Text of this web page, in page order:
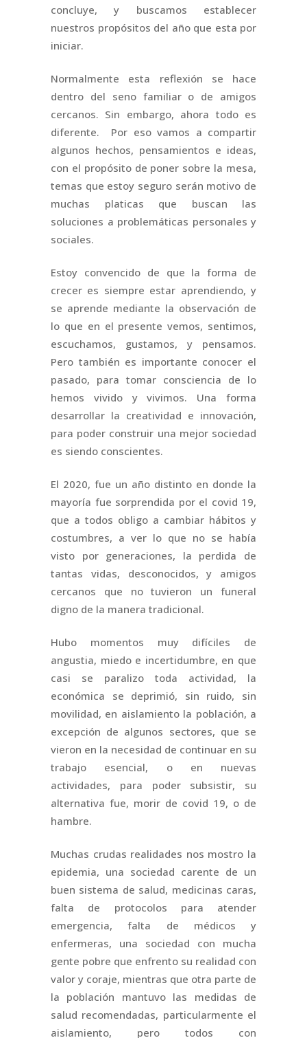
concluye, y buscamos establecer
nuestros propósitos del año que esta por
iniciar.
Normalmente esta reflexión se hace
dentro del seno familiar o de amigos
cercanos. Sin embargo, ahora todo es
diferente. Por eso vamos a compartir
algunos hechos, pensamientos e ideas,
con el propósito de poner sobre la mesa,
temas que estoy seguro serán motivo de
muchas platicas que buscan las
soluciones a problemáticas personales y
sociales.
Estoy convencido de que la forma de
crecer es siempre estar aprendiendo, y
se aprende mediante la observación de
lo que en el presente vemos, sentimos,
escuchamos, gustamos, y pensamos.
Pero también es importante conocer el
pasado, para tomar consciencia de lo
hemos vivido y vivimos. Una forma
desarrollar la creatividad e innovación,
para poder construir una mejor sociedad
es siendo conscientes.
El 2020, fue un año distinto en donde la
mayoría fue sorprendida por el covid 19,
que a todos obligo a cambiar hábitos y
costumbres, a ver lo que no se había
visto por generaciones, la perdida de
tantas vidas, desconocidos, y amigos
cercanos que no tuvieron un funeral
digno de la manera tradicional.
Hubo momentos muy difíciles de
angustia, miedo e incertidumbre, en que
casi se paralizo toda actividad, la
económica se deprimió, sin ruido, sin
movilidad, en aislamiento la población, a
excepción de algunos sectores, que se
vieron en la necesidad de continuar en su
trabajo esencial, o en nuevas
actividades, para poder subsistir, su
alternativa fue, morir de covid 19, o de
hambre.
Muchas crudas realidades nos mostro la
epidemia, una sociedad carente de un
buen sistema de salud, medicinas caras,
falta de protocolos para atender
emergencia, falta de médicos y
enfermeras, una sociedad con mucha
gente pobre que enfrento su realidad con
valor y coraje, mientras que otra parte de
la población mantuvo las medidas de
salud recomendadas, particularmente el
aislamiento, pero todos con